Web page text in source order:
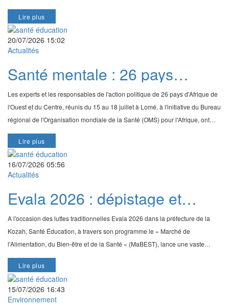
vie des patients et leur capaci
Lire plus
20/07/2026 15:02
Actualités
Santé mentale : 26 pays
d'Afrique de l'Ouest et du
Centre s'engagent à accélérer
les réformes d'ici 2030
Les experts et les responsables de l'action politique de 26 pays d'Afrique de
l'Ouest et du Centre, réunis du 15 au 18 juillet à Lomé, à l'initiative du Bureau
régional de l'Organisation mondiale de la Santé (OMS) pour l'Afrique, ont
réaffirmé leur e
Lire plus
16/07/2026 05:56
Actualités
Evala 2026 : dépistage et
promotion de la santé avec
Santé-Education et le MaBEST
A l'occasion des luttes traditionnelles Evala 2026 dans la préfecture de la
Kozah, Santé Éducation, à travers son programme le « Marché de
l'Alimentation, du Bien-être et de la Santé » (MaBEST), lance une vaste
campagne communautaire de dépistage gra
Lire plus
15/07/2026 16:43
Environnement